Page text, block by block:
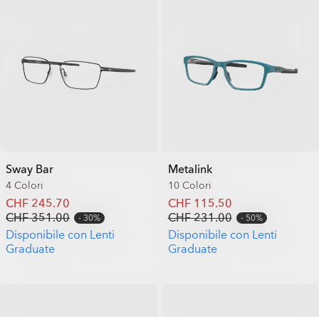
Sway Bar
4 Colori
CHF 245.70
CHF 351.00
30%
Disponibile con Lenti
Graduate
Metalink
10 Colori
CHF 115.50
CHF 231.00
50%
Disponibile con Lenti
Graduate